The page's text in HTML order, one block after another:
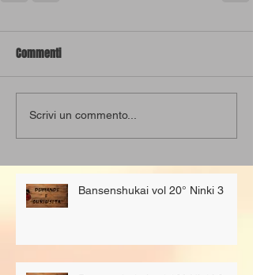
Commenti
Scrivi un commento...
Bansenshukai vol 20° Ninki 3